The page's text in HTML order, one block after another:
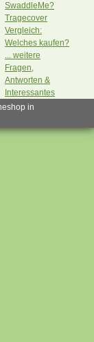
SwaddleMe?
Tragecover
Vergleich:
Welches kaufen?
... weitere
Fragen,
Antworten &
Interessantes
in